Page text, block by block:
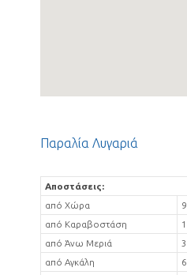
Παραλία Λυγαριά
Αποστάσεις:
από Χώρα
από Καραβοστάση
από Άνω Μεριά
από Αγκάλη